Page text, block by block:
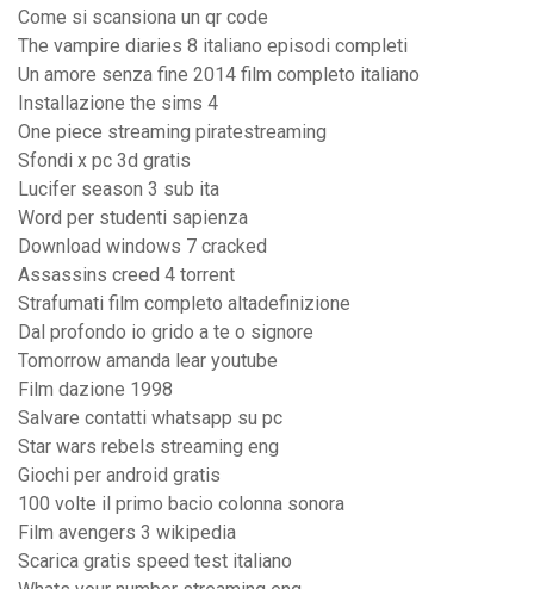
Come si scansiona un qr code
The vampire diaries 8 italiano episodi completi
Un amore senza fine 2014 film completo italiano
Installazione the sims 4
One piece streaming piratestreaming
Sfondi x pc 3d gratis
Lucifer season 3 sub ita
Word per studenti sapienza
Download windows 7 cracked
Assassins creed 4 torrent
Strafumati film completo altadefinizione
Dal profondo io grido a te o signore
Tomorrow amanda lear youtube
Film dazione 1998
Salvare contatti whatsapp su pc
Star wars rebels streaming eng
Giochi per android gratis
100 volte il primo bacio colonna sonora
Film avengers 3 wikipedia
Scarica gratis speed test italiano